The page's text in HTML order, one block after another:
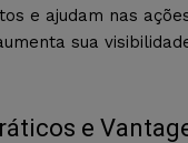
e ajudam nas
sua
e